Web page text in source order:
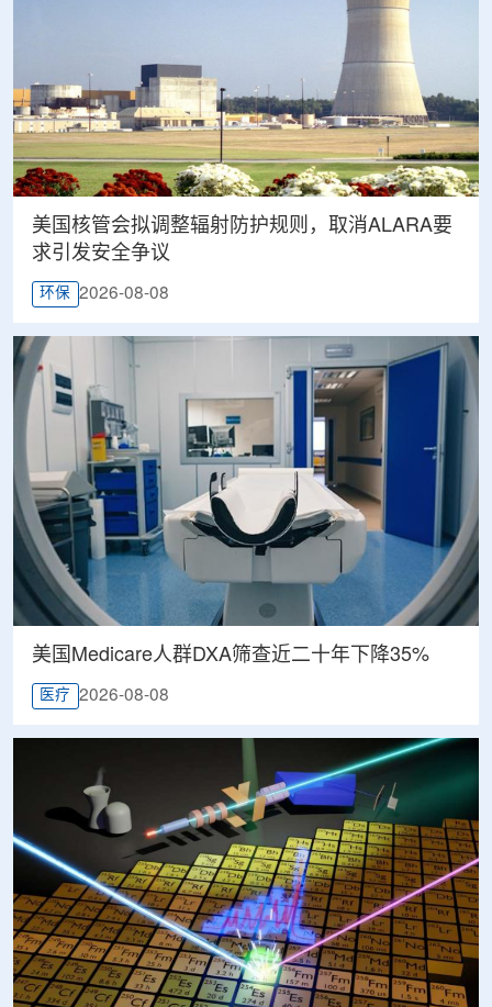
美国核管会拟调整辐射防护规则，取消ALARA要
求引发安全争议
环保 2026-08-08
美国Medicare人群DXA筛查近二十年下降35%
医疗 2026-08-08